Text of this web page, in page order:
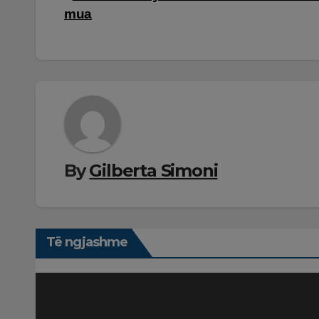
te
mua
ByGilberta Simoni
Të ngjashme